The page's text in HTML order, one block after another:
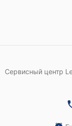
Сервисный центр